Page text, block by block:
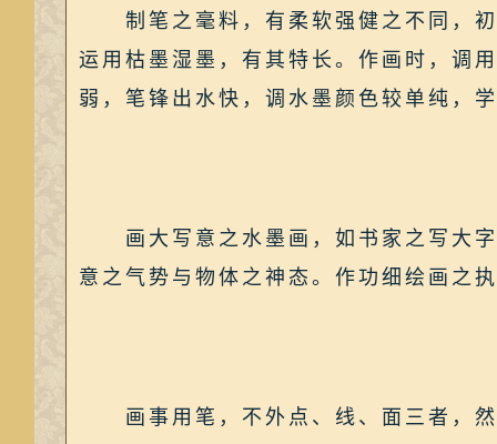
制笔之毫料，有柔软强健之不同，初
运用枯墨湿墨，有其特长。作画时，调
弱，笔锋出水快，调水墨颜色较单纯，
画大写意之水墨画，如书家之写大字
意之气势与物体之神态。作功细绘画之
画事用笔，不外点、线、面三者，然